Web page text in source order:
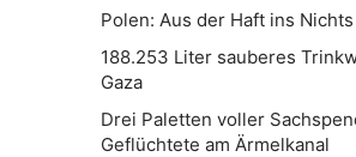
Polen: Aus der Haft ins Nichts
188.253 Liter sauberes
Gaza
Drei Paletten voller
Geflüchtete am Ärmelkanal